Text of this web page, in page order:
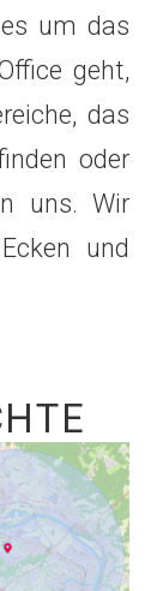
um das
geht,
das
oder
uns. Wir
und